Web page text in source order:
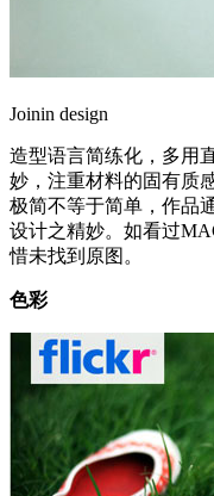
Joinin design
造型语言简练化，多用
妙，注重材料的固有质
极简不等于简单，作品
设计之精妙。如看过
惜未找到原图。
色彩